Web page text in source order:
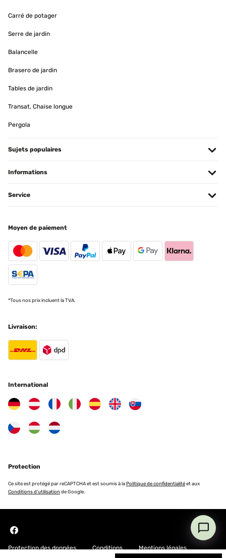
Carré de potager
Serre de jardin
Balancelle
Brasero de jardin
Tables de jardin
Transat, Chaise longue
Pergola
Sujets populaires
Informations
Service
Moyen de paiement
*Tous nos prix incluent la TVA.
Livraison:
International
Protection
Ce site est protégé par reCAPTCHA et est soumis à laPolitique de confidentialitéet aux
Conditions d'utilisationde Google.
Protection des données Conditions Mentions légales